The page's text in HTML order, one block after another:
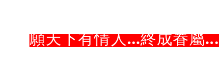
願天下有情人...終成眷屬...